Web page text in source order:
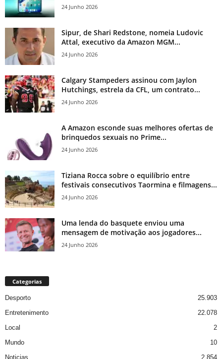
24 Junho 2026
Sipur, de Shari Redstone, nomeia Ludovic
Attal, executivo da Amazon MGM...
24 Junho 2026
Calgary Stampeders assinou com Jaylon
Hutchings, estrela da CFL, um contrato...
24 Junho 2026
A Amazon esconde suas melhores ofertas de
brinquedos sexuais no Prime...
24 Junho 2026
Tiziana Rocca sobre o equilíbrio entre
festivais consecutivos Taormina e filmagens...
24 Junho 2026
Uma lenda do basquete enviou uma
mensagem de motivação aos jogadores...
24 Junho 2026
Categorias
Desporto
25.903
Entretenimento
22.078
Local
2
Mundo
10
Noticias
2.854